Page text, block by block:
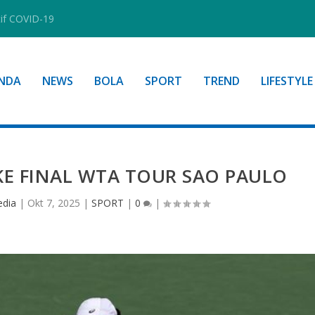
COVID-19
NEWS BOLA SPORT TREND LIFESTYLE
FINAL WTA TOUR SAO PAULO
| Okt 7, 2025 | SPORT | 0 |